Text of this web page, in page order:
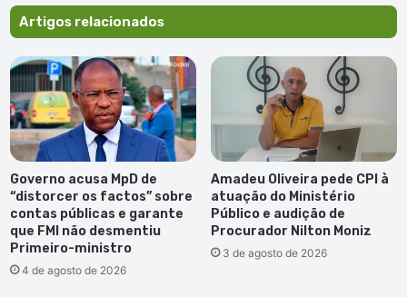
Artigos relacionados
Governo acusa MpD de
“distorcer os factos” sobre
contas públicas e garante
que FMI não desmentiu
Primeiro-ministro
4 de agosto de 2026
Amadeu Oliveira pede CPI à
atuação do Ministério
Público e audição de
Procurador Nilton Moniz
3 de agosto de 2026